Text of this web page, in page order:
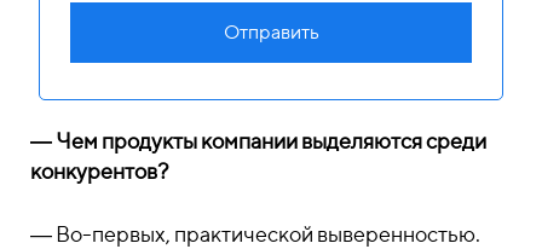
Отправить
― Чем продукты компании выделяются среди
конкурентов?
― Во-первых, практической выверенностью.